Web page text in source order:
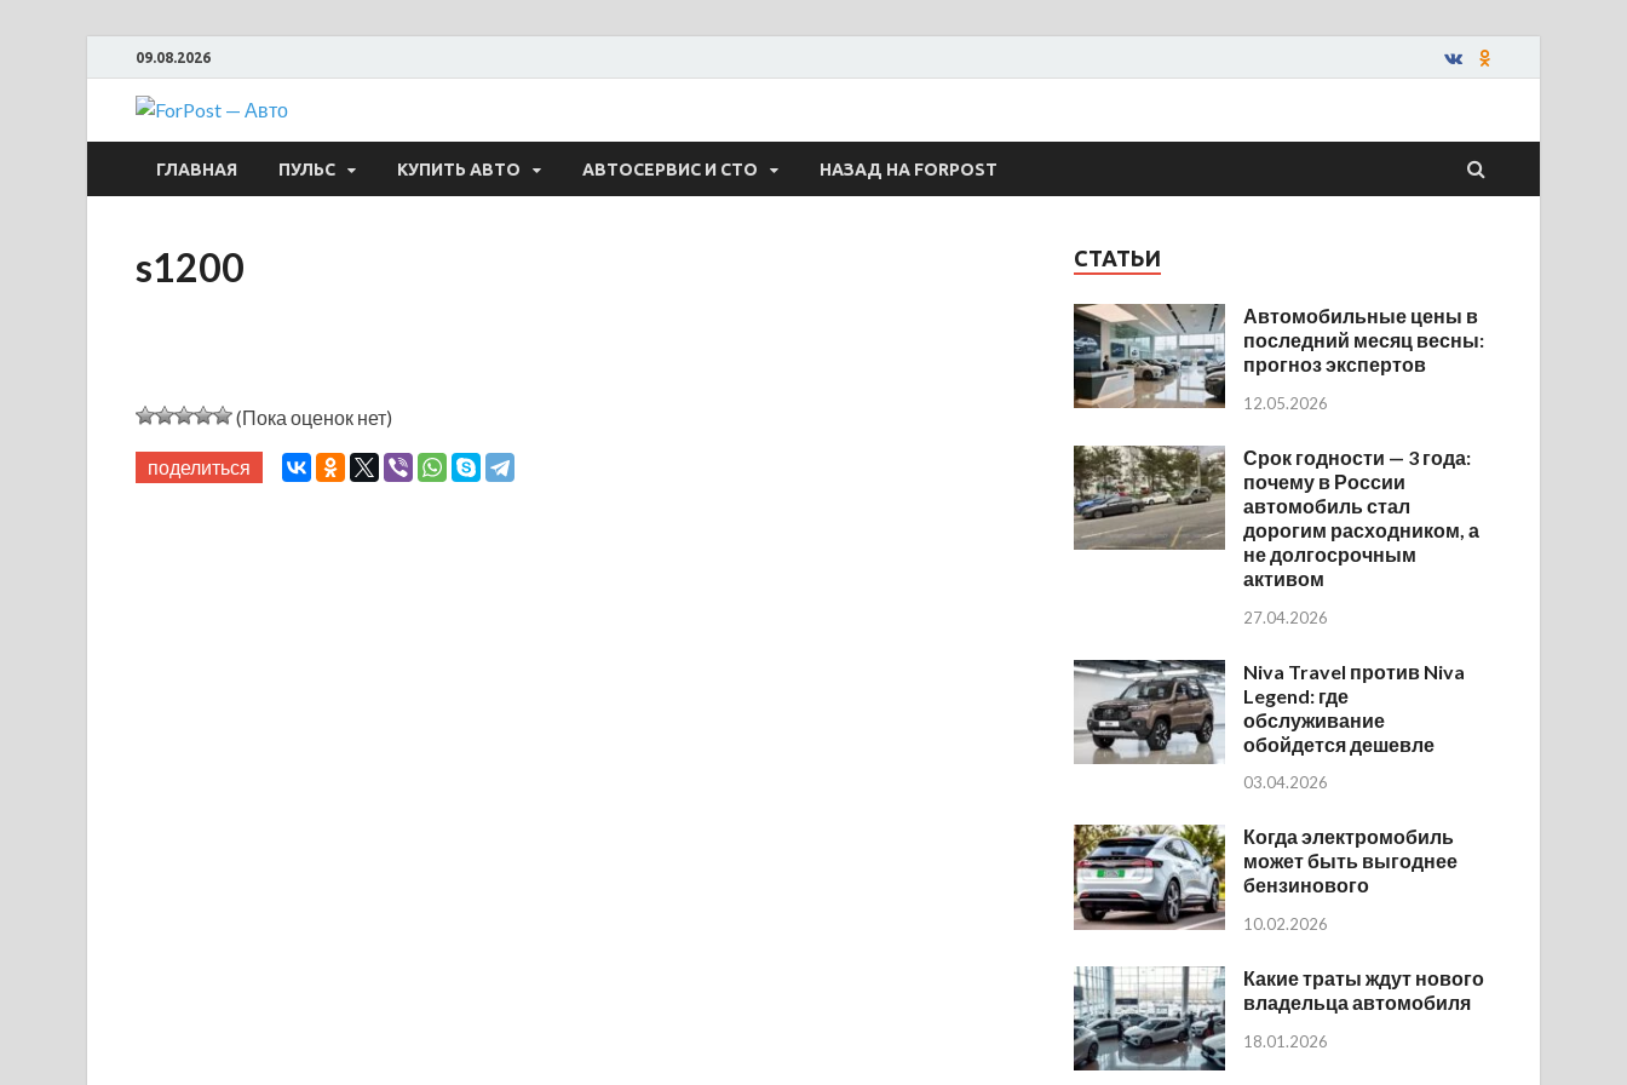
09.08.2026
ForPost — Авто
ГЛАВНАЯ ПУЛЬС КУПИТЬ АВТО АВТОСЕРВИС И СТО НАЗАД НА FORPOST
s1200
(Пока оценок нет)
поделиться
СТАТЬИ
Автомобильные цены в
последний месяц весны:
прогноз экспертов
12.05.2026
Срок годности — 3 года:
почему в России
автомобиль стал
дорогим расходником, а
не долгосрочным
активом
27.04.2026
Niva Travel против Niva
Legend: где
обслуживание
обойдется дешевле
03.04.2026
Когда электромобиль
может быть выгоднее
бензинового
10.02.2026
Какие траты ждут нового
владельца автомобиля
18.01.2026